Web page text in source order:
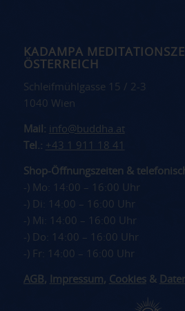
KADAMPA
ÖSTERREICH
Schleifmühlgasse 15 / 2-3
1040 Wien
Mail: info@buddha.at
Tel.: +43 1 911 18 41
Shop-Öffnungszeiten &
-) Mo: 14:00 – 16:00 Uhr
-) Di: 14:00 – 16:00 Uhr
-) Mi: 14:00 – 16:00 Uhr
-) Do: 14:00 – 16:00 Uhr
-) Fr: 14:00 – 16:00 Uhr
AGB , Impressum, Cookies&